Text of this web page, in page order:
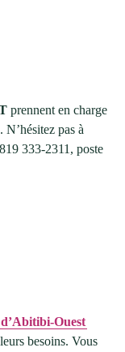
prennent en charge
pas à
333-2311, poste
Ouest
besoins. Vous